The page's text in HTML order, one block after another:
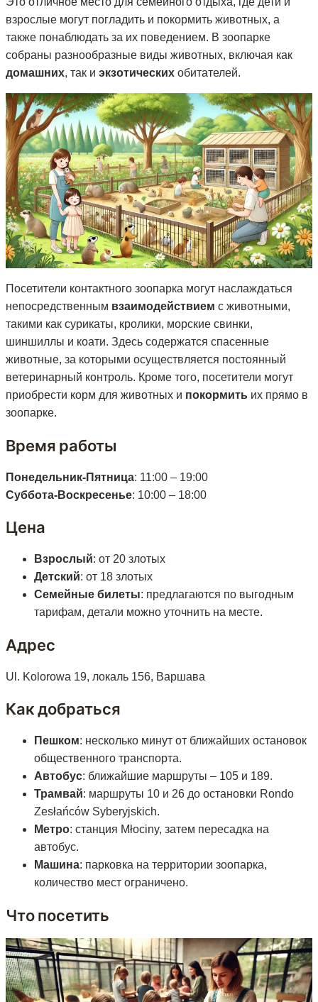
взрослые могут погладить и покормить животных, а
также понаблюдать за их поведением. В зоопарке
собраны разнообразные виды животных, включая как
домашних, так и экзотических обитателей.
Посетители контактного зоопарка могут наслаждаться
непосредственным взаимодействием с животными,
такими как сурикаты, кролики, морские свинки,
шиншиллы и коати. Здесь содержатся спасенные
животные, за которыми осуществляется постоянный
ветеринарный контроль. Кроме того, посетители могут
приобрести корм для животных и покормить их прямо в
зоопарке.
Время работы
Понедельник-Пятница: 11:00 – 19:00
Суббота-Воскресенье: 10:00 – 18:00
Цена
Взрослый: от 20 злотых
Детский: от 18 злотых
Семейные билеты: предлагаются по выгодным
тарифам, детали можно уточнить на месте.
Адрес
Ul. Kolorowa 19, локаль 156, Варшава
Как добраться
Пешком: несколько минут от ближайших остановок
общественного транспорта.
Автобус: ближайшие маршруты – 105 и 189.
Трамвай: маршруты 10 и 26 до остановки Rondo
Zesłańców Syberyjskich.
Метро: станция Młociny, затем пересадка на
автобус.
Машина: парковка на территории зоопарка,
количество мест ограничено.
Что посетить